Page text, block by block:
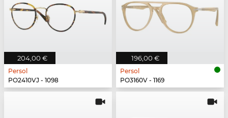
204,00 €
Persol
PO2410VJ - 1098
196,00 €
Persol
PO3160V - 1169